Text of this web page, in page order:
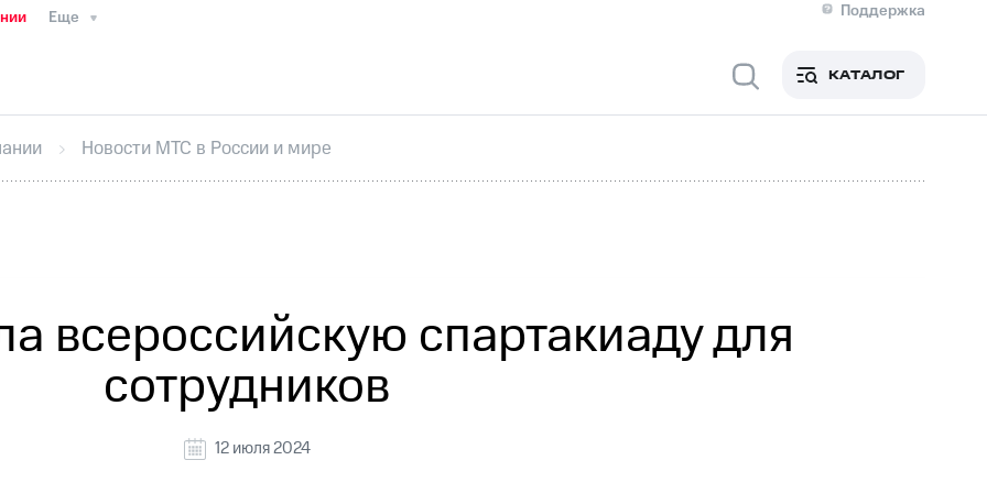
Еще
Поддержка
Медиа-центр
ИнтервьюФинансовая отчетностьКонтактыНовости в регионе
секретарьРаскрытие информации
кабинет акционераАкционерный капиталКонтроль и аудитРынок акций
КАТАЛОГ
Новости МТС в России и мире
всероссийскую спартакиаду для
сотрудников
12 июля 2024